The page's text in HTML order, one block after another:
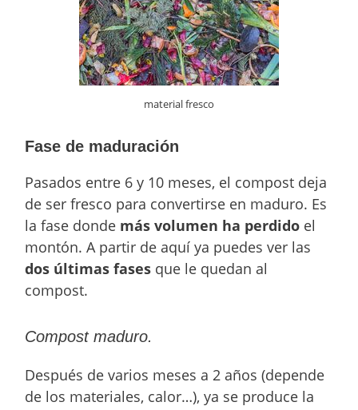
material fresco
Fase de maduración
Pasados entre 6 y 10 meses, el compost deja
de ser fresco para convertirse en maduro. Es
la fase donde más volumen ha perdido el
montón. A partir de aquí ya puedes ver las
dos últimas fases que le quedan al
compost.
Compost maduro.
Después de varios meses a 2 años (depende
de los materiales, calor…), ya se produce la